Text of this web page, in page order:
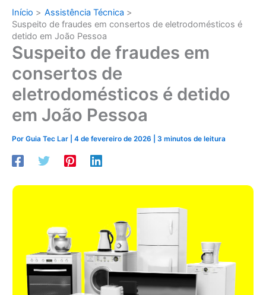
Início
Assistência Técnica
Suspeito de fraudes em consertos de eletrodomésticos é
detido em João Pessoa
Suspeito de fraudes em
consertos de
eletrodomésticos é detido
em João Pessoa
Por Guia Tec Lar 4 de fevereiro de 2026 3 minutos de leitura